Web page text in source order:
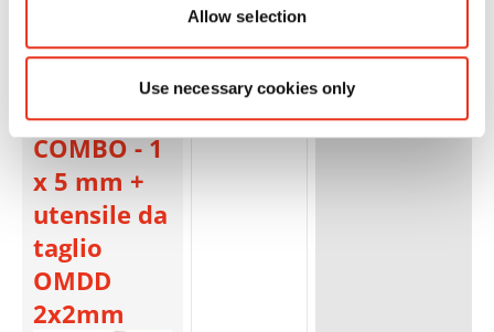
Allow selection
Use necessary cookies only
SECURIO
OMDD
COMBO - 1
x 5 mm +
utensile da
taglio
OMDD
2x2mm
1854123S